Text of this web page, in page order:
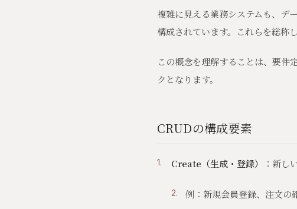
複雑に見える業務システムも、デ
構成されています。これらを総称
この概念を理解することは、要件
クとなります。
CRUDの構成要素
Create（生成・登録） ：新し
例：新規会員登録、注文の